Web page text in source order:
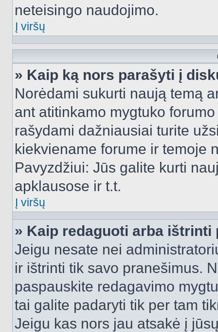
neteisingo naudojimo.
Į viršų
» Kaip ką nors parašyti į
Norėdami sukurti naują temą
ant atitinkamo mygtuko
rašydami dažniausiai turite
kiekviename forume ir temoje
Pavyzdžiui: Jūs galite kurti
apklausose ir t.t.
Į viršų
» Kaip redaguoti arba ištrinti
Jeigu nesate nei
ir ištrinti tik savo pranešimus.
paspauskite redagavimo
tai galite padaryti tik per tam
Jeigu kas nors jau atsakė į